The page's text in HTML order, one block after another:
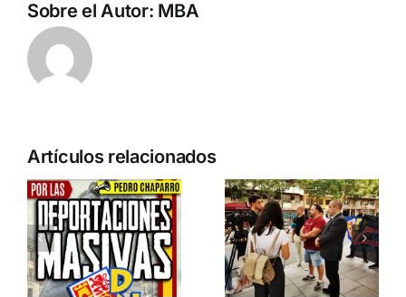
Sobre el Autor: MBA
Artículos relacionados
Acto en
Barcelona:
España y
Serbia
contra el
separatismo
acto DN
contra la
invasión
migratoria
y el gran